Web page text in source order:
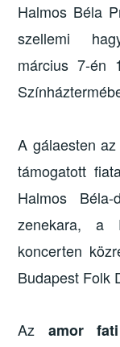
Halmos Béla
szellemi
március 7-én
A gálaesten
támogatott
Halmos
zenekara, a
koncerten
Budapest Folk
Az amor fati